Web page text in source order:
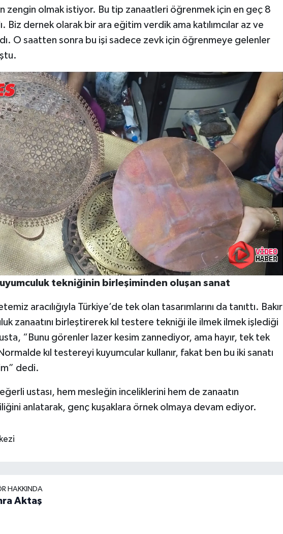
zengin olmak istiyor. Bu tip zanaatleri öğrenmek için en geç 8
Biz dernek olarak bir ara eğitim verdik ama katılımcılar az ve
O saatten sonra bu işi sadece zevk için öğrenmeye gelenler
tekniğinin birleşiminden oluşan sanat
aracılığıyla Türkiye’de tek olan tasarımlarını da tanıttı. Bakır
zanaatını birleştirerek kıl testere tekniği ile ilmek ilmek işlediği
“Bunu görenler lazer kesim zannediyor, ama hayır, tek tek
kıl testereyi kuyumcular kullanır, fakat ben bu iki sanatı
dedi.
ustası, hem mesleğin inceliklerini hem de zanaatın
anlatarak, genç kuşaklara örnek olmaya devam ediyor.
HAKKINDA
Aktaş